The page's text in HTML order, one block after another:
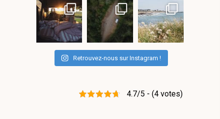
Retrouvez-nous sur Instagram !
4.7/5 - (4 votes)